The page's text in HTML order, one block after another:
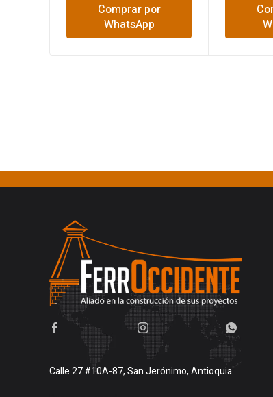
Comprar por
WhatsApp
Calle 27 #10A-87, San Jerónimo, Antioquia